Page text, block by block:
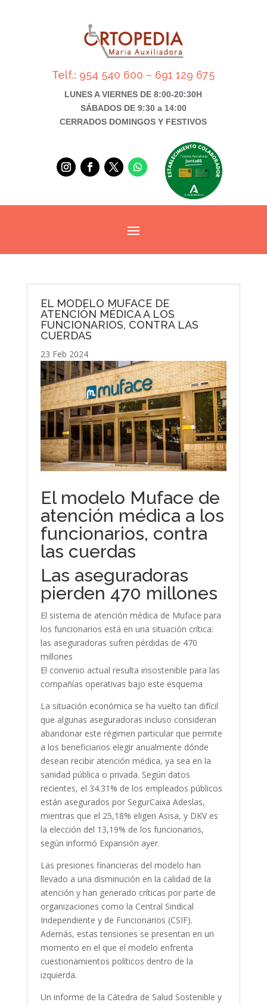
Telf.: 954 540 600 – 691 129 675
LUNES A VIERNES DE 8:00-20:30H
SÁBADOS DE 9:30 a 14:00
CERRADOS DOMINGOS Y FESTIVOS
EL MODELO MUFACE DE
ATENCIÓN MÉDICA A LOS
FUNCIONARIOS, CONTRA LAS
CUERDAS
23 Feb 2024
El modelo Muface de
atención médica a los
funcionarios, contra
las cuerdas
Las aseguradoras
pierden 470 millones
El sistema de atención médica de Muface para
los funcionarios está en una situación crítica:
las aseguradoras sufren pérdidas de 470
millones
El convenio actual resulta insostenible para las
compañías operativas bajo este esquema
La situación económica se ha vuelto tan difícil
que algunas aseguradoras incluso consideran
abandonar este régimen particular que permite
a los beneficiarios elegir anualmente dónde
desean recibir atención médica, ya sea en la
sanidad pública o privada. Según datos
recientes, el 34.31% de los empleados públicos
están asegurados por SegurCaixa Adeslas,
mientras que el 25,18% eligen Asisa, y DKV es
la elección del 13,19% de los funcionarios,
según informó Expansión ayer.
Las presiones financieras del modelo han
llevado a una disminución en la calidad de la
atención y han generado críticas por parte de
organizaciones como la Central Sindical
Independiente y de Funcionarios (CSIF).
Además, estas tensiones se presentan en un
momento en el que el modelo enfrenta
cuestionamientos políticos dentro de la
izquierda.
Un informe de la Cátedra de Salud Sostenible y